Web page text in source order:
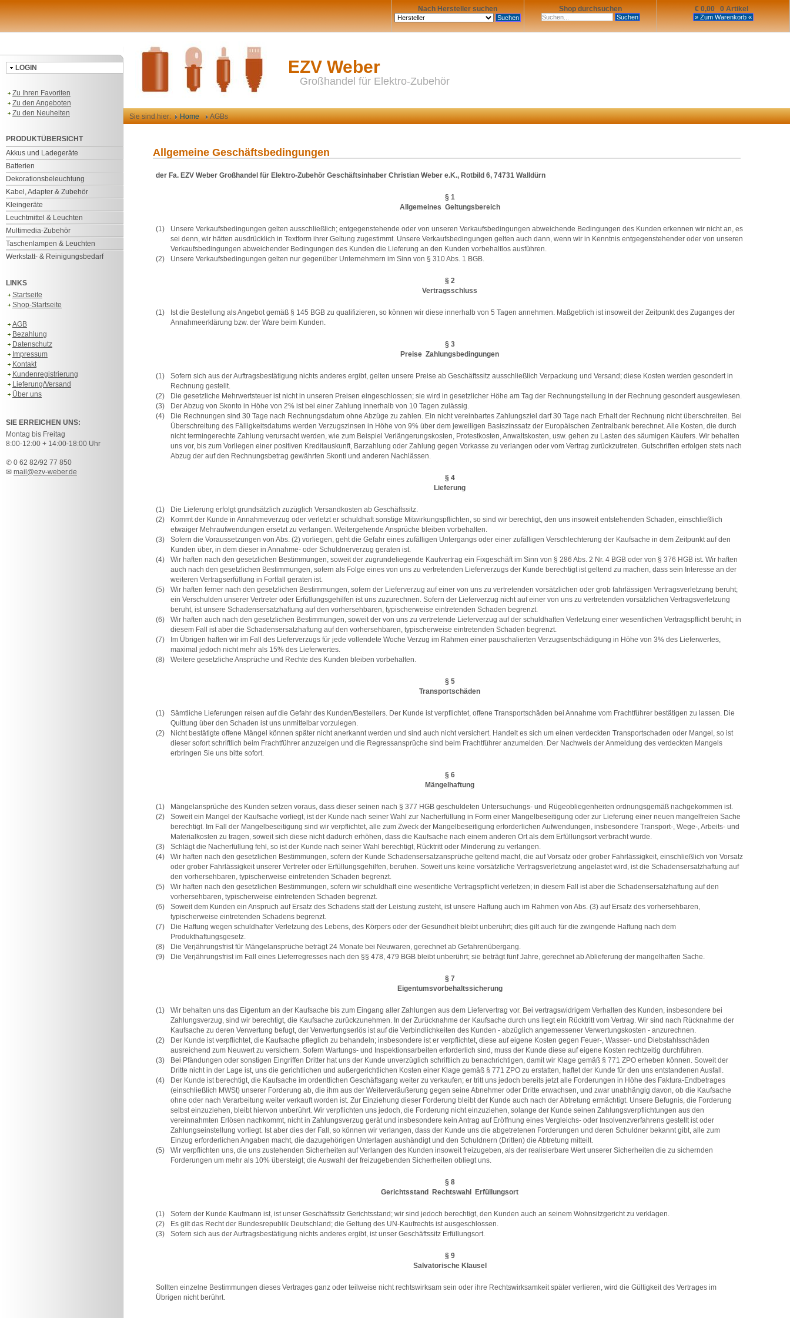
€ 0,00 0 Artikel
Shop durchsuchen
Nach Hersteller suchen
LOGIN
Zu Ihren Favoriten
Zu den Angeboten
Zu den Neuheiten
PRODUKTÜBERSICHT
Akkus und Ladegeräte
Batterien
Dekorationsbeleuchtung
Kabel, Adapter & Zubehör
Kleingeräte
Leuchtmittel & Leuchten
Multimedia-Zubehör
Taschenlampen & Leuchten
Werkstatt- & Reinigungsbedarf
LINKS
Startseite
Shop-Startseite
AGB
Bezahlung
Datenschutz
Impressum
Kontakt
Kundenregistrierung
Lieferung/Versand
Über uns
SIE ERREICHEN UNS:
Montag bis Freitag
8:00-12:00 + 14:00-18:00 Uhr
✆ 0 62 82/92 77 850
✉ mail@ezv-weber.de
EZV Weber
Großhandel für Elektro-Zubehör
Sie sind hier: Home AGBs
Allgemeine Geschäftsbedingungen
der Fa. EZV Weber Großhandel für Elektro-Zubehör Geschäftsinhaber Christian Weber e.K., Rotbild 6, 74731 Walldürn
§ 1
Allgemeines  Geltungsbereich
(1)
Unsere Verkaufsbedingungen gelten ausschließlich; entgegenstehende oder von unseren Verkaufsbedingungen abweichende Bedingungen des Kunden erkennen wir nicht an, es
sei denn, wir hätten ausdrücklich in Textform ihrer Geltung zugestimmt. Unsere Verkaufsbedingungen gelten auch dann, wenn wir in Kenntnis entgegenstehender oder von unseren
Verkaufsbedingungen abweichender Bedingungen des Kunden die Lieferung an den Kunden vorbehaltlos ausführen.
(2)
Unsere Verkaufsbedingungen gelten nur gegenüber Unternehmern im Sinn von § 310 Abs. 1 BGB.
§ 2
Vertragsschluss
(1)
Ist die Bestellung als Angebot gemäß § 145 BGB zu qualifizieren, so können wir diese innerhalb von 5 Tagen annehmen. Maßgeblich ist insoweit der Zeitpunkt des Zuganges der
Annahmeerklärung bzw. der Ware beim Kunden.
§ 3
Preise  Zahlungsbedingungen
(1)
Sofern sich aus der Auftragsbestätigung nichts anderes ergibt, gelten unsere Preise ab Geschäftssitz ausschließlich Verpackung und Versand; diese Kosten werden gesondert in
Rechnung gestellt.
(2)
Die gesetzliche Mehrwertsteuer ist nicht in unseren Preisen eingeschlossen; sie wird in gesetzlicher Höhe am Tag der Rechnungstellung in der Rechnung gesondert ausgewiesen.
(3)
Der Abzug von Skonto in Höhe von 2% ist bei einer Zahlung innerhalb von 10 Tagen zulässig.
(4)
Die Rechnungen sind 30 Tage nach Rechnungsdatum ohne Abzüge zu zahlen. Ein nicht vereinbartes Zahlungsziel darf 30 Tage nach Erhalt der Rechnung nicht überschreiten. Bei
Überschreitung des Fälligkeitsdatums werden Verzugszinsen in Höhe von 9% über dem jeweiligen Basiszinssatz der Europäischen Zentralbank berechnet. Alle Kosten, die durch
nicht termingerechte Zahlung verursacht werden, wie zum Beispiel Verlängerungskosten, Protestkosten, Anwaltskosten, usw. gehen zu Lasten des säumigen Käufers. Wir behalten
uns vor, bis zum Vorliegen einer positiven Kreditauskunft, Barzahlung oder Zahlung gegen Vorkasse zu verlangen oder vom Vertrag zurückzutreten. Gutschriften erfolgen stets nach
Abzug der auf den Rechnungsbetrag gewährten Skonti und anderen Nachlässen.
§ 4
Lieferung
(1)
Die Lieferung erfolgt grundsätzlich zuzüglich Versandkosten ab Geschäftssitz.
(2)
Kommt der Kunde in Annahmeverzug oder verletzt er schuldhaft sonstige Mitwirkungspflichten, so sind wir berechtigt, den uns insoweit entstehenden Schaden, einschließlich
etwaiger Mehraufwendungen ersetzt zu verlangen. Weitergehende Ansprüche bleiben vorbehalten.
(3)
Sofern die Voraussetzungen von Abs. (2) vorliegen, geht die Gefahr eines zufälligen Untergangs oder einer zufälligen Verschlechterung der Kaufsache in dem Zeitpunkt auf den
Kunden über, in dem dieser in Annahme- oder Schuldnerverzug geraten ist.
(4)
Wir haften nach den gesetzlichen Bestimmungen, soweit der zugrundeliegende Kaufvertrag ein Fixgeschäft im Sinn von § 286 Abs. 2 Nr. 4 BGB oder von § 376 HGB ist. Wir haften
auch nach den gesetzlichen Bestimmungen, sofern als Folge eines von uns zu vertretenden Lieferverzugs der Kunde berechtigt ist geltend zu machen, dass sein Interesse an der
weiteren Vertragserfüllung in Fortfall geraten ist.
(5)
Wir haften ferner nach den gesetzlichen Bestimmungen, sofern der Lieferverzug auf einer von uns zu vertretenden vorsätzlichen oder grob fahrlässigen Vertragsverletzung beruht;
ein Verschulden unserer Vertreter oder Erfüllungsgehilfen ist uns zuzurechnen. Sofern der Lieferverzug nicht auf einer von uns zu vertretenden vorsätzlichen Vertragsverletzung
beruht, ist unsere Schadensersatzhaftung auf den vorhersehbaren, typischerweise eintretenden Schaden begrenzt.
(6)
Wir haften auch nach den gesetzlichen Bestimmungen, soweit der von uns zu vertretende Lieferverzug auf der schuldhaften Verletzung einer wesentlichen Vertragspflicht beruht; in
diesem Fall ist aber die Schadensersatzhaftung auf den vorhersehbaren, typischerweise eintretenden Schaden begrenzt.
(7)
Im Übrigen haften wir im Fall des Lieferverzugs für jede vollendete Woche Verzug im Rahmen einer pauschalierten Verzugsentschädigung in Höhe von 3% des Lieferwertes,
maximal jedoch nicht mehr als 15% des Lieferwertes.
(8)
Weitere gesetzliche Ansprüche und Rechte des Kunden bleiben vorbehalten.
§ 5
Transportschäden
(1)
Sämtliche Lieferungen reisen auf die Gefahr des Kunden/Bestellers. Der Kunde ist verpflichtet, offene Transportschäden bei Annahme vom Frachtführer bestätigen zu lassen. Die
Quittung über den Schaden ist uns unmittelbar vorzulegen.
(2)
Nicht bestätigte offene Mängel können später nicht anerkannt werden und sind auch nicht versichert. Handelt es sich um einen verdeckten Transportschaden oder Mangel, so ist
dieser sofort schriftlich beim Frachtführer anzuzeigen und die Regressansprüche sind beim Frachtführer anzumelden. Der Nachweis der Anmeldung des verdeckten Mangels
erbringen Sie uns bitte sofort.
§ 6
Mängelhaftung
(1)
Mängelansprüche des Kunden setzen voraus, dass dieser seinen nach § 377 HGB geschuldeten Untersuchungs- und Rügeobliegenheiten ordnungsgemäß nachgekommen ist.
(2)
Soweit ein Mangel der Kaufsache vorliegt, ist der Kunde nach seiner Wahl zur Nacherfüllung in Form einer Mangelbeseitigung oder zur Lieferung einer neuen mangelfreien Sache
berechtigt. Im Fall der Mangelbeseitigung sind wir verpflichtet, alle zum Zweck der Mangelbeseitigung erforderlichen Aufwendungen, insbesondere Transport-, Wege-, Arbeits- und
Materialkosten zu tragen, soweit sich diese nicht dadurch erhöhen, dass die Kaufsache nach einem anderen Ort als dem Erfüllungsort verbracht wurde.
(3)
Schlägt die Nacherfüllung fehl, so ist der Kunde nach seiner Wahl berechtigt, Rücktritt oder Minderung zu verlangen.
(4)
Wir haften nach den gesetzlichen Bestimmungen, sofern der Kunde Schadensersatzansprüche geltend macht, die auf Vorsatz oder grober Fahrlässigkeit, einschließlich von Vorsatz
oder grober Fahrlässigkeit unserer Vertreter oder Erfüllungsgehilfen, beruhen. Soweit uns keine vorsätzliche Vertragsverletzung angelastet wird, ist die Schadensersatzhaftung auf
den vorhersehbaren, typischerweise eintretenden Schaden begrenzt.
(5)
Wir haften nach den gesetzlichen Bestimmungen, sofern wir schuldhaft eine wesentliche Vertragspflicht verletzen; in diesem Fall ist aber die Schadensersatzhaftung auf den
vorhersehbaren, typischerweise eintretenden Schaden begrenzt.
(6)
Soweit dem Kunden ein Anspruch auf Ersatz des Schadens statt der Leistung zusteht, ist unsere Haftung auch im Rahmen von Abs. (3) auf Ersatz des vorhersehbaren,
typischerweise eintretenden Schadens begrenzt.
(7)
Die Haftung wegen schuldhafter Verletzung des Lebens, des Körpers oder der Gesundheit bleibt unberührt; dies gilt auch für die zwingende Haftung nach dem
Produkthaftungsgesetz.
(8)
Die Verjährungsfrist für Mängelansprüche beträgt 24 Monate bei Neuwaren, gerechnet ab Gefahrenübergang.
(9)
Die Verjährungsfrist im Fall eines Lieferregresses nach den §§ 478, 479 BGB bleibt unberührt; sie beträgt fünf Jahre, gerechnet ab Ablieferung der mangelhaften Sache.
§ 7
Eigentumsvorbehaltssicherung
(1)
Wir behalten uns das Eigentum an der Kaufsache bis zum Eingang aller Zahlungen aus dem Liefervertrag vor. Bei vertragswidrigem Verhalten des Kunden, insbesondere bei
Zahlungsverzug, sind wir berechtigt, die Kaufsache zurückzunehmen. In der Zurücknahme der Kaufsache durch uns liegt ein Rücktritt vom Vertrag. Wir sind nach Rücknahme der
Kaufsache zu deren Verwertung befugt, der Verwertungserlös ist auf die Verbindlichkeiten des Kunden - abzüglich angemessener Verwertungskosten - anzurechnen.
(2)
Der Kunde ist verpflichtet, die Kaufsache pfleglich zu behandeln; insbesondere ist er verpflichtet, diese auf eigene Kosten gegen Feuer-, Wasser- und Diebstahlsschäden
ausreichend zum Neuwert zu versichern. Sofern Wartungs- und Inspektionsarbeiten erforderlich sind, muss der Kunde diese auf eigene Kosten rechtzeitig durchführen.
(3)
Bei Pfändungen oder sonstigen Eingriffen Dritter hat uns der Kunde unverzüglich schriftlich zu benachrichtigen, damit wir Klage gemäß § 771 ZPO erheben können. Soweit der
Dritte nicht in der Lage ist, uns die gerichtlichen und außergerichtlichen Kosten einer Klage gemäß § 771 ZPO zu erstatten, haftet der Kunde für den uns entstandenen Ausfall.
(4)
Der Kunde ist berechtigt, die Kaufsache im ordentlichen Geschäftsgang weiter zu verkaufen; er tritt uns jedoch bereits jetzt alle Forderungen in Höhe des Faktura-Endbetrages
(einschließlich MWSt) unserer Forderung ab, die ihm aus der Weiterveräußerung gegen seine Abnehmer oder Dritte erwachsen, und zwar unabhängig davon, ob die Kaufsache
ohne oder nach Verarbeitung weiter verkauft worden ist. Zur Einziehung dieser Forderung bleibt der Kunde auch nach der Abtretung ermächtigt. Unsere Befugnis, die Forderung
selbst einzuziehen, bleibt hiervon unberührt. Wir verpflichten uns jedoch, die Forderung nicht einzuziehen, solange der Kunde seinen Zahlungsverpflichtungen aus den
vereinnahmten Erlösen nachkommt, nicht in Zahlungsverzug gerät und insbesondere kein Antrag auf Eröffnung eines Vergleichs- oder Insolvenzverfahrens gestellt ist oder
Zahlungseinstellung vorliegt. Ist aber dies der Fall, so können wir verlangen, dass der Kunde uns die abgetretenen Forderungen und deren Schuldner bekannt gibt, alle zum
Einzug erforderlichen Angaben macht, die dazugehörigen Unterlagen aushändigt und den Schuldnern (Dritten) die Abtretung mitteilt.
(5)
Wir verpflichten uns, die uns zustehenden Sicherheiten auf Verlangen des Kunden insoweit freizugeben, als der realisierbare Wert unserer Sicherheiten die zu sichernden
Forderungen um mehr als 10% übersteigt; die Auswahl der freizugebenden Sicherheiten obliegt uns.
§ 8
Gerichtsstand  Rechtswahl  Erfüllungsort
(1)
Sofern der Kunde Kaufmann ist, ist unser Geschäftssitz Gerichtsstand; wir sind jedoch berechtigt, den Kunden auch an seinem Wohnsitzgericht zu verklagen.
(2)
Es gilt das Recht der Bundesrepublik Deutschland; die Geltung des UN-Kaufrechts ist ausgeschlossen.
(3)
Sofern sich aus der Auftragsbestätigung nichts anderes ergibt, ist unser Geschäftssitz Erfüllungsort.
§ 9
Salvatorische Klausel
Sollten einzelne Bestimmungen dieses Vertrages ganz oder teilweise nicht rechtswirksam sein oder ihre Rechtswirksamkeit später verlieren, wird die Gültigkeit des Vertrages im
Übrigen nicht berührt.